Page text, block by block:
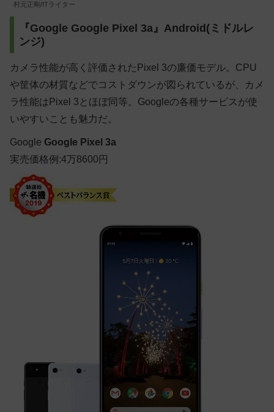
村元正剛/ITライター
『Google Google Pixel 3a』Android(ミドルレ
ンジ)
カメラ性能が高く評価されたPixel 3の廉価モデル。CPU
や筐体の材質などでコストダウンが図られているが、カメ
ラ性能はPixel 3とほぼ同等。Googleの各種サービスが使
いやすいことも魅力だ。
Google Google Pixel 3a
実売価格例:4万8600円